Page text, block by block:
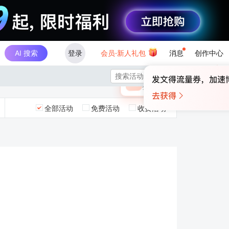
AI 搜索 登录 会员·新人礼包 消息 创作中心
×
🎁 未登录
登录领取最高

全部活动 免费活动 收费活动